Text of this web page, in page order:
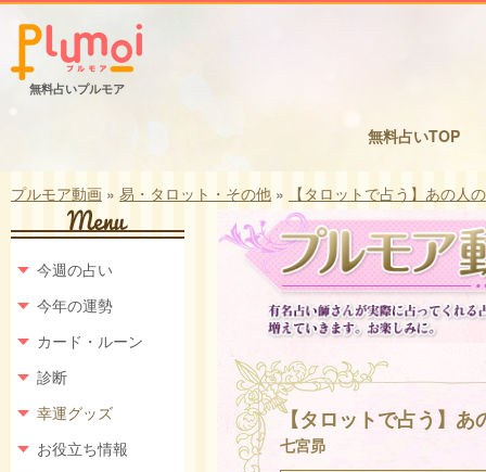
無料占いプルモア
無料占いTOP
プルモア動画 » 易・タロット・その他 » 【タロットで占う】あの人
【タロットで占う】あ
七宮昴
今週の占い
今年の運勢
カード・ルーン
診断
幸運グッズ
お役立ち情報